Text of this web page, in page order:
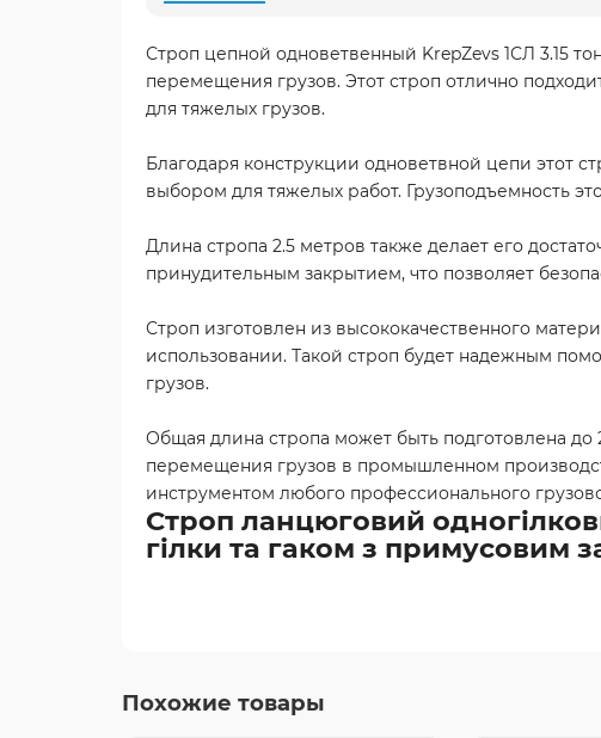
Строп цепной одноветвенный KrepZevs 1СЛ 3.15
перемещения грузов. Этот строп отлично
для тяжелых грузов.
Благодаря конструкции одноветвной цепи этот
выбором для тяжелых работ. Грузоподъемность
Длина стропа 2.5 метров также делает его
принудительным закрытием, что позволяет
Строп изготовлен из высококачественного
использовании. Такой строп будет надежным
грузов.
Общая длина стропа может быть подготовлена
перемещения грузов в промышленном
инструментом любого профессионального
Строп ланцюговий
гілки та гаком з примусовим
Похожие товары